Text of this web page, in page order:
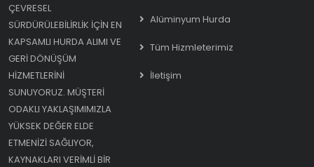
ÇEVRESEL
SÜRDÜRÜLEBILIRLIK IÇIN EN
KAPSAMLI HURDA ALIMI VE
GERI DÖNÜŞÜM
HIZMETLERINI
SUNUYORUZ. MÜŞTERI
ODAKLI YAKLAŞIMIMIZLA
YÜKSEK DEĞER ELDE
ETMENIZI SAĞLIYOR,
KAYNAKLARI VERIMLI BIR
Alüminyum Hurda
Tüm Hizmleterimiz
İletişim